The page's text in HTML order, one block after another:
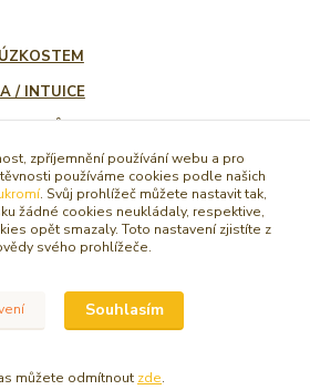
/ INTUICE
VŮLE
KADIDLA
a jiné
zpříjemnění používání webu a pro
používáme cookies podle našich
. Svůj prohlížeč můžete nastavit tak,
žádné cookies neukládaly, respektive,
opět smazaly. Toto nastavení zjistíte z
svého prohlížeče.
Souhlasím
můžete odmítnout zde.